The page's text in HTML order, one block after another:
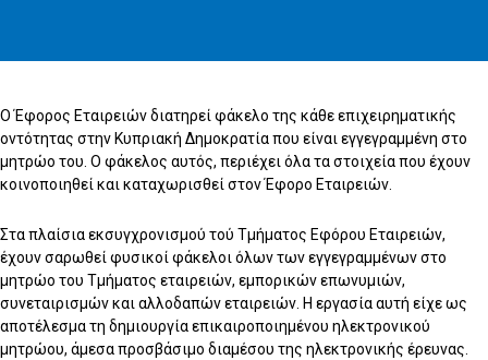
Ο Έφορος Εταιρειών διατηρεί φάκελο της κάθε επιχειρηματικής
οντότητας στην Κυπριακή Δημοκρατία που είναι εγγεγραμμένη στο
μητρώο του. O φάκελος αυτός, περιέχει όλα τα στοιχεία που έχουν
κοινοποιηθεί και καταχωρισθεί στον Έφορο Εταιρειών.
Στα πλαίσια εκσυγχρονισμού τού Τμήματος Εφόρου Εταιρειών,
έχουν σαρωθεί φυσικοί φάκελοι όλων των εγγεγραμμένων στο
μητρώο του Τμήματος εταιρειών, εμπορικών επωνυμιών,
συνεταιρισμών και αλλοδαπών εταιρειών. Η εργασία αυτή είχε ως
αποτέλεσμα τη δημιουργία επικαιροποιημένου ηλεκτρονικού
μητρώου, άμεσα προσβάσιμο διαμέσου της ηλεκτρονικής έρευνας.